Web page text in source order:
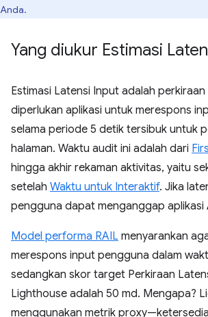
Anda.
Yang diukur Estimasi
Estimasi Latensi Input adalah
diperlukan aplikasi untuk merespons
selama periode 5 detik tersibuk untuk
halaman. Waktu audit ini adalah dari
hingga akhir rekaman aktivitas, yaitu
setelah Waktu untuk Interaktif. Jika
pengguna dapat menganggap aplikasi
Model performa RAIL menyarankan
merespons input pengguna dalam
sedangkan skor target Perkiraan
Lighthouse adalah 50 md. Mengapa?
menggunakan metrik